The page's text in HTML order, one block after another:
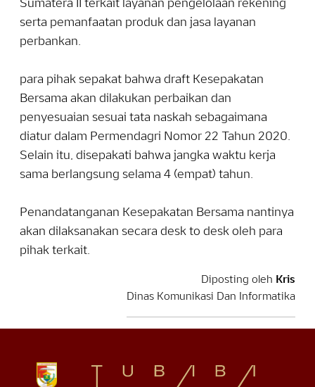
Sumatera II terkait layanan pengelolaan rekening
serta pemanfaatan produk dan jasa layanan
perbankan.
para pihak sepakat bahwa draft Kesepakatan
Bersama akan dilakukan perbaikan dan
penyesuaian sesuai tata naskah sebagaimana
diatur dalam Permendagri Nomor 22 Tahun 2020.
Selain itu, disepakati bahwa jangka waktu kerja
sama berlangsung selama 4 (empat) tahun.
Penandatanganan Kesepakatan Bersama nantinya
akan dilaksanakan secara desk to desk oleh para
pihak terkait.
Diposting oleh Kris
Dinas Komunikasi Dan Informatika